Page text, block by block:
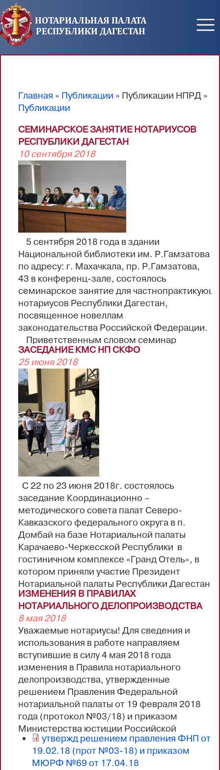
Перейти к основному содержанию
НОТАРИАЛЬНАЯ ПАЛАТА
РЕСПУБЛИКИ ДАГЕСТАН
Вы здесь
Главная » Публикации » Публикации НПРД »
Публикации
СЕМИНАРСКОЕ ЗАНЯТИЕ НОТАРИУСОВ
РЕСПУБЛИКИ ДАГЕСТАН
10 сентября 2018
5 сентября 2018 года в здании
Национальной библиотеки им. Р.Гамзатова
по адресу: г. Махачкала, пр. Р.Гамзатова,
43 в конференц-зале, состоялось
семинарское занятие для
нотариусов Республики Дагестан,
посвященное новеллам
законодательства Российской Федерации.
Приветственным словом семинар
открыла председатель Комиссии по
повышению профессионального уровня
нотариусов Нотариальной палаты
Республики Дагестан Рамазанова Аминат
Салиховна.
Мероприятие было посвящено
последним изменениям в
законодательстве Российской Федерации,
внесенным Федеральным законом от
26.07...
ЗАСЕДАНИЕ КМС НП СКФО
25 июня 2018
С 22 по 23 июня 2018г. состоялось
заседание Координационно –
методического совета палат Северо-
Кавказского федерального округа в п.
Домбай на базе Нотариальной палаты
Карачаево-Черкесской Республики в
гостиничном комплексе «Гранд Отель», в
котором приняли участие Президент
Нотариальной палаты Республики Дагестан
Джалаев Магомед Камарутдинович, член
правления НП РД, нотариус
Махачкалинского нотариального округа
Курбанкадиева Гузал Магомедовна,
председатель комиссии по повышению
квалификации НПРД, нотариус
Махачкалинского нотариального округа
Рамазанова Аминат Салиховна, член
комиссии по...
ИЗМЕНЕНИЯ В ПРАВИЛАХ
НОТАРИАЛЬНОГО ДЕЛОПРОИЗВОДСТВА
8 мая 2018
Уважаемые нотариусы! Для сведения и
использования в работе направляем
вступившие в силу 4 мая 2018 года
изменения в Правила нотариального
делопроизводства, утвержденные
решением Правления Федеральной
нотариальной палаты от 19 февраля 2018
года (протокол №03/18) и приказом
Министерства юстиции Российской
Федерации от 17 апреля 2018 года
утвержд решением правления ФНП от
19.02.18 (прот №03-18) и приказом
МЮРФ №69 от 17.04.18